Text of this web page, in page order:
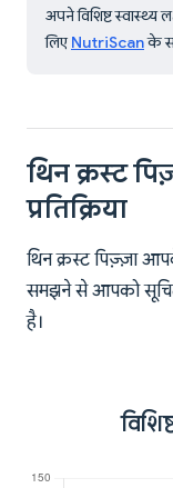
अपने विशिष्ट
लिए NutriScanके
थिन क्रस्ट
प्रतिक्रिया
थिन क्रस्ट पिज़्ज़ा
समझने से आपको सूचित
है।